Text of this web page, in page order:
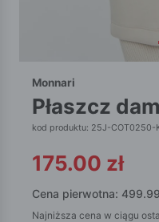
Monnari
płaszcz
kod produktu: 25J-COT0250-
175.00 zł
Cena pierwotna: 499.99
Najniższa cena w ciągu